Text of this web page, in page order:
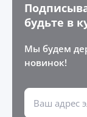
будьте в
Мы будем
новинок!